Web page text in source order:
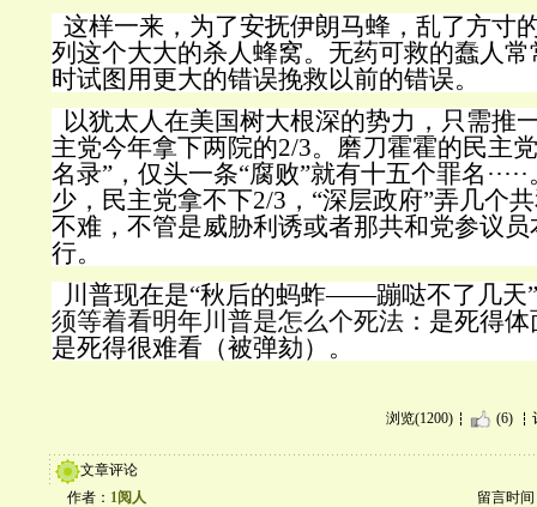
这样一来，为了安抚伊朗马蜂，乱了方寸
列这个大大的杀人蜂窝。无药可救的蠢人
时试图用更大的错误挽救以前的错误。
以犹太人在美国树大根深的势力，只需推
主党今年拿下两院的2/3。磨刀霍霍的民主
名录”，仅头一条“腐败”就有十五个罪名
少，民主党拿不下2/3，“深层政府”弄几个
不难，不管是威胁利诱或者那共和党参议
行。
川普现在是“秋后的蚂蚱——蹦哒不了几天
须等着看明年川普是怎么个死法 ：是死得
是死得很难看（被弹劾）。
浏览(1200) (6)
文章评论
作者： 1阅人 留言时间